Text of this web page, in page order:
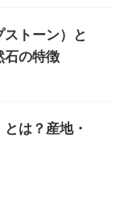
トーン）と
石の特徴
は？産地・